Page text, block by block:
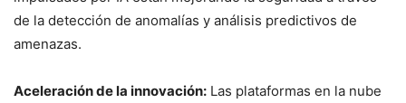
de la detección de anomalías y análisis predictivos de
amenazas.
Aceleración de la innovación: Las plataformas en la nube